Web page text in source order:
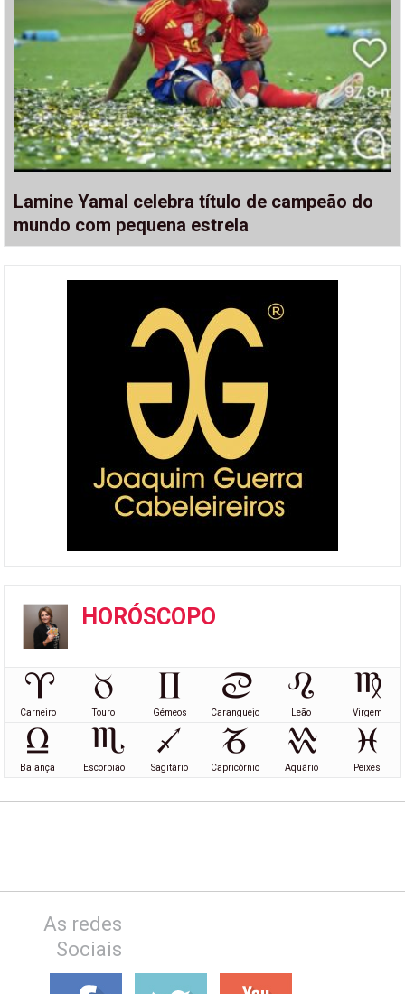
Lamine Yamal celebra título de campeão do
mundo com pequena estrela
HORÓSCOPO
Carneiro Touro Gémeos Caranguejo Leão Virgem
Balança Escorpião Sagitário Capricórnio Aquário Peixes
As redes
Sociais